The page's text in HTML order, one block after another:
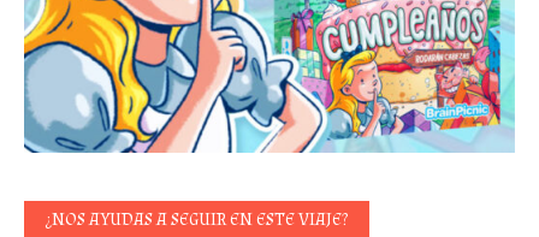
¿NOS AYUDAS A SEGUIR EN ESTE VIAJE?